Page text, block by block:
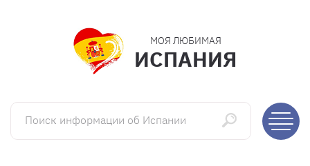
МОЯ ЛЮБИМАЯ
ИСПАНИЯ
Поиск информации об Испании